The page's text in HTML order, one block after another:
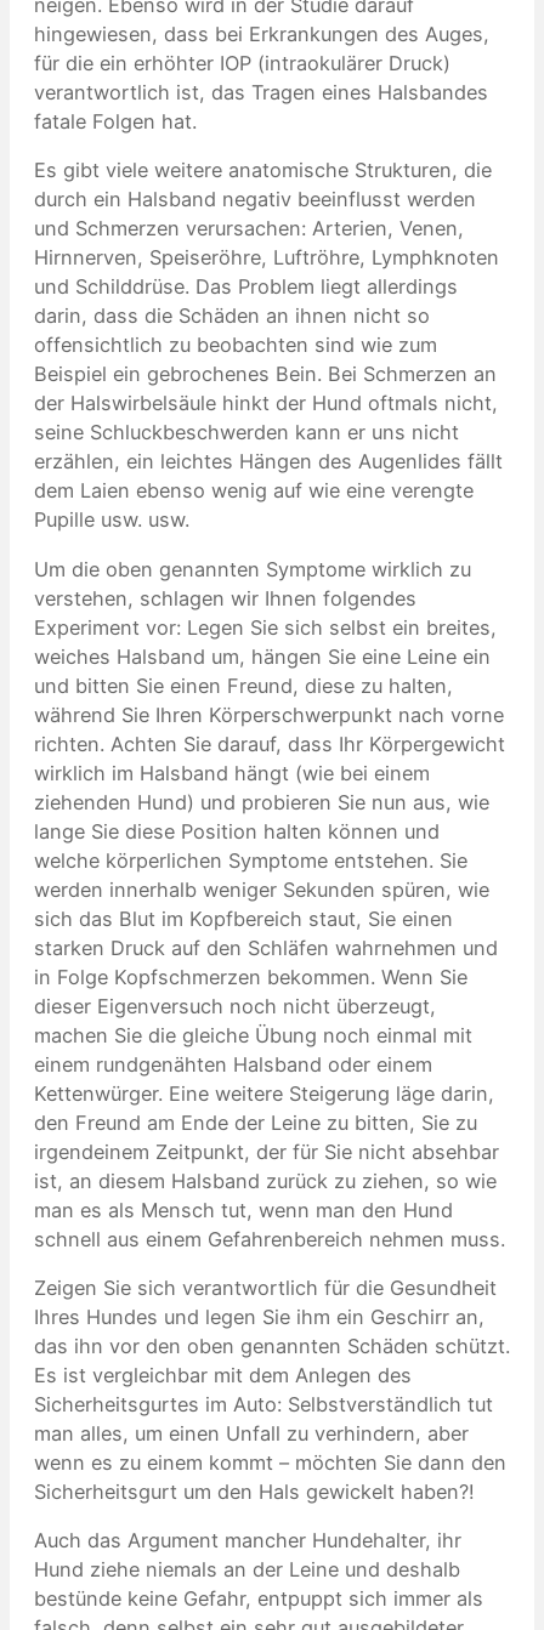
hingewiesen, dass bei Erkrankungen des Auges,
für die ein erhöhter IOP (intraokulärer Druck)
verantwortlich ist, das Tragen eines Halsbandes
fatale Folgen hat.
Es gibt viele weitere anatomische Strukturen, die
durch ein Halsband negativ beeinflusst werden
und Schmerzen verursachen: Arterien, Venen,
Hirnnerven, Speiseröhre, Luftröhre, Lymphknoten
und Schilddrüse. Das Problem liegt allerdings
darin, dass die Schäden an ihnen nicht so
offensichtlich zu beobachten sind wie zum
Beispiel ein gebrochenes Bein. Bei Schmerzen an
der Halswirbelsäule hinkt der Hund oftmals nicht,
seine Schluckbeschwerden kann er uns nicht
erzählen, ein leichtes Hängen des Augenlides fällt
dem Laien ebenso wenig auf wie eine verengte
Pupille usw. usw.
Um die oben genannten Symptome wirklich zu
verstehen, schlagen wir Ihnen folgendes
Experiment vor: Legen Sie sich selbst ein breites,
weiches Halsband um, hängen Sie eine Leine ein
und bitten Sie einen Freund, diese zu halten,
während Sie Ihren Körperschwerpunkt nach vorne
richten. Achten Sie darauf, dass Ihr Körpergewicht
wirklich im Halsband hängt (wie bei einem
ziehenden Hund) und probieren Sie nun aus, wie
lange Sie diese Position halten können und
welche körperlichen Symptome entstehen. Sie
werden innerhalb weniger Sekunden spüren, wie
sich das Blut im Kopfbereich staut, Sie einen
starken Druck auf den Schläfen wahrnehmen und
in Folge Kopfschmerzen bekommen. Wenn Sie
dieser Eigenversuch noch nicht überzeugt,
machen Sie die gleiche Übung noch einmal mit
einem rundgenähten Halsband oder einem
Kettenwürger. Eine weitere Steigerung läge darin,
den Freund am Ende der Leine zu bitten, Sie zu
irgendeinem Zeitpunkt, der für Sie nicht absehbar
ist, an diesem Halsband zurück zu ziehen, so wie
man es als Mensch tut, wenn man den Hund
schnell aus einem Gefahrenbereich nehmen muss.
Zeigen Sie sich verantwortlich für die Gesundheit
Ihres Hundes und legen Sie ihm ein Geschirr an,
das ihn vor den oben genannten Schäden schützt.
Es ist vergleichbar mit dem Anlegen des
Sicherheitsgurtes im Auto: Selbstverständlich tut
man alles, um einen Unfall zu verhindern, aber
wenn es zu einem kommt – möchten Sie dann den
Sicherheitsgurt um den Hals gewickelt haben?!
Auch das Argument mancher Hundehalter, ihr
Hund ziehe niemals an der Leine und deshalb
bestünde keine Gefahr, entpuppt sich immer als